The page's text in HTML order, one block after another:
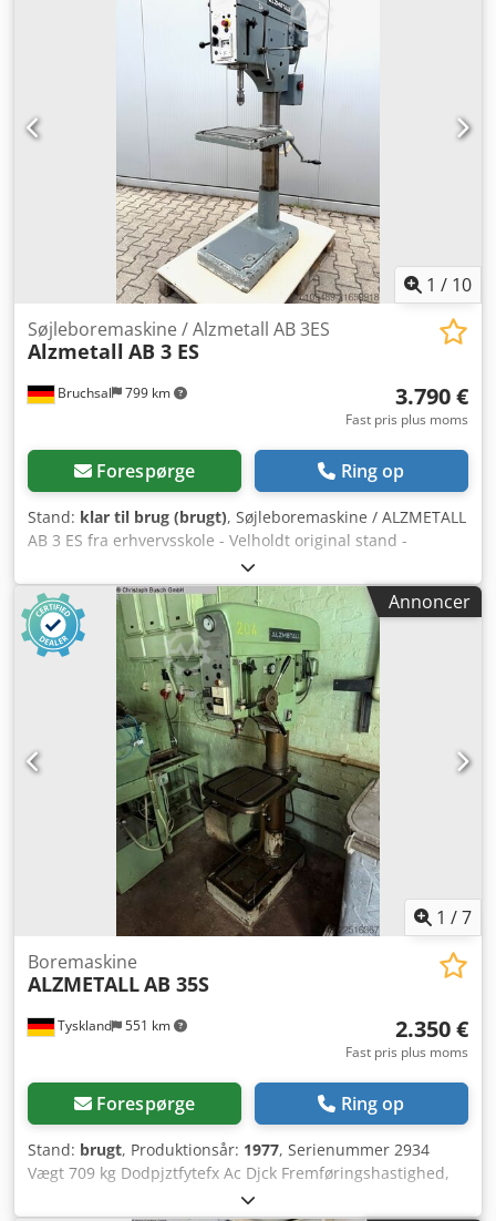
fremføringer: 0,1; 0,2; 0,3 mm/omdr. - Udlæg: 290 mm -
Maks. afstand mellem bord og borepatron: 620 mm - Bord
med 2 T-noter: 450 x 450 mm - Højdejusterbar via
tandstang med håndsving Dodpey En I Hsfx Ac Djck -
Separat kølemiddelanlæg - Drift: 400 V / 0,9 / 1,3 kW -
Pladsbehov: ca. B 660 x H 1900 x D 700 mm - Vægt: ca. 280
1 / 10
Bruchsal 799 km
Søjleboremaskine / Alzmetall AB 3ES
Alzmetall AB 3 ES
3.790 €
Fast pris plus moms
Forespørge Ring op
Stand: klar til brug (brugt), Søjleboremaskine / ALZMETALL
AB 3 ES fra erhvervsskole - Velholdt original stand -
Borekapacitet / stål maks. 35 mm - Udladning 280 mm -
Bordstørrelse 600x470 mm - Boredybde 180 mm -
Konusoptagelse MK 3 - Trinløs omdrejningsregulering -
Boredybdestop - Omdrejningstæller Djdpoyzakrjfx Ac Dsck
- Borepatron - Dokumentation Mål: L x B x H 1,2 x 0,8 x 2
meter / Vægt 480 kg Forbehold for fejl og mangler.
Annoncer
1 /7
Tyskland 551 km
Boremaskine
ALZMETALLAB 35S
2.350 €
Fast pris plus moms
Forespørge Ring op
Stand: brugt, Produktionsår: 1977, Serienummer 2934
Vægt 709 kg Dodpjztfytefx Ac Djck Fremføringshastighed,